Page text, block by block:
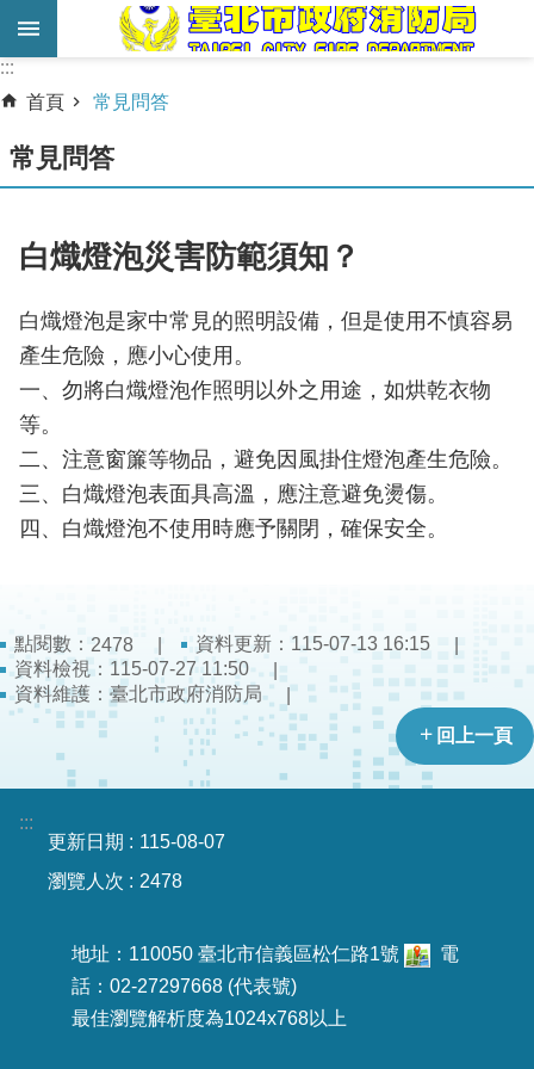
跳到主要內容區塊
進
搜
尋
業
務
務
機
關
簡
介
宣
下
載
專
力
園
地
:::
:::
首頁
常見問答
常見問答
白熾燈泡災害防範須知？
白熾燈泡是家中常見的照明設備，但是使用不慎容易
產生危險，應小心使用。
一、勿將白熾燈泡作照明以外之用途，如烘乾衣物
等。
二、注意窗簾等物品，避免因風掛住燈泡產生危險。
三、白熾燈泡表面具高溫，應注意避免燙傷。
四、白熾燈泡不使用時應予關閉，確保安全。
點閱數： 2478
資料更新：115-07-13 16:15
資料檢視：115-07-27 11:50
資料維護：臺北市政府消防局
回上一頁
:::
更新日期
115-08-07
瀏覽人次
2478
地址：110050 臺北市信義區松仁路1號
電
話：02-27297668 (代表號)
最佳瀏覽解析度為1024x768以上